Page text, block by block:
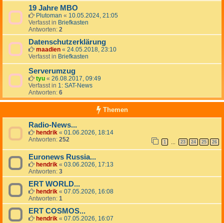
19 Jahre MBO
Plutoman « 10.05.2024, 21:05
Verfasst in Briefkasten
Antworten: 2
Datenschutzerklärung
maadien « 24.05.2018, 23:10
Verfasst in Briefkasten
Serverumzug
tyu « 26.08.2017, 09:49
Verfasst in 1: SAT-News
Antworten: 6
Themen
Radio-News...
hendrik « 01.06.2026, 18:14
Antworten: 252 1 … 23 24 25 26
Euronews Russia...
hendrik « 03.06.2026, 17:13
Antworten: 3
ERT WORLD...
hendrik « 07.05.2026, 16:08
Antworten: 1
ERT COSMOS...
hendrik « 07.05.2026, 16:07